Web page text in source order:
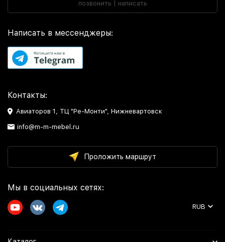
позвонить | написать
Написать в мессенджеры:
Контакты:
Авиаторов 1, ТЦ "Ре-Монти", Нижневартовск
info@m-m-mebel.ru
Проложить маршрут
Мы в социальных сетях:
RUB